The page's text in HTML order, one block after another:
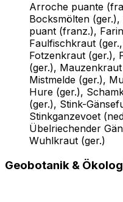
Arroche puante
Bocksmölten
puant (franz.),
Faulfischkraut
Fotzenkraut (ger.),
(ger.),
Mistmelde (ger.),
Hure (ger.),
(ger.), Stink-
Stinkganzevoet
Übelriechender
Wuhlkraut (ger.)
Geobotanik &